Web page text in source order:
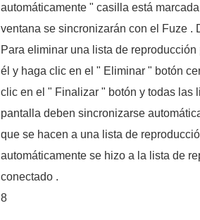
automáticamente " casilla está
ventana se sincronizarán con el Fuze .
Para eliminar una lista de
él y haga clic en el " Eliminar " botón
clic en el " Finalizar " botón y todas las
pantalla deben sincronizarse
que se hacen a una lista de
automáticamente se hizo a la lista de
conectado .
8